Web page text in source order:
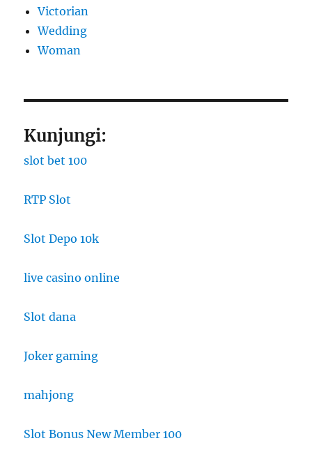
Victorian
Wedding
Woman
Kunjungi:
slot bet 100
RTP Slot
Slot Depo 10k
live casino online
Slot dana
Joker gaming
mahjong
Slot Bonus New Member 100